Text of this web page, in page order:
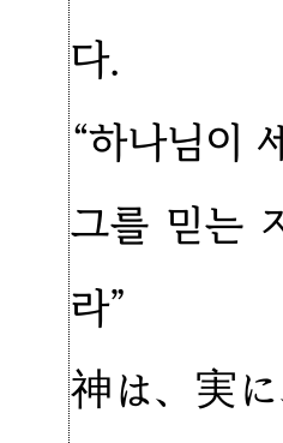
다.
“하나님이
그를 믿는
라”
神は、実